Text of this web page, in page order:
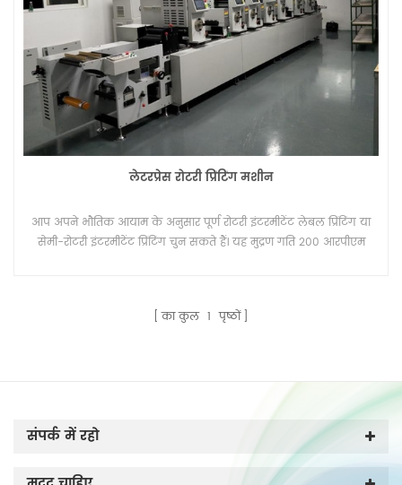
लेटरप्रेस रोटरी प्रिंटिंग मशीन
आप अपने भौतिक आयाम के अनुसार पूर्ण रोटरी इंटरमीटेंट लेबल प्रिंटिंग या
सेमी-रोटरी इंटरमीटेंट प्रिंटिंग चुन सकते हैं। यह मुद्रण गति 200 आरपीएम
का कुल 1 पृष्ठों
संपर्क में रहो